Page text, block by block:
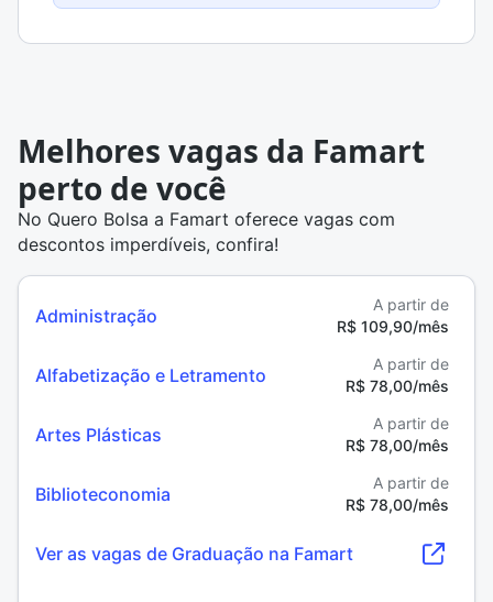
Melhores vagas da Famart
perto de você
No Quero Bolsa a Famart oferece vagas com
descontos imperdíveis, confira!
Administração
A partir de
R$ 109,90/mês
Alfabetização e Letramento
A partir de
R$ 78,00/mês
Artes Plásticas
A partir de
R$ 78,00/mês
Biblioteconomia
A partir de
R$ 78,00/mês
Ver as vagas de Graduação na Famart